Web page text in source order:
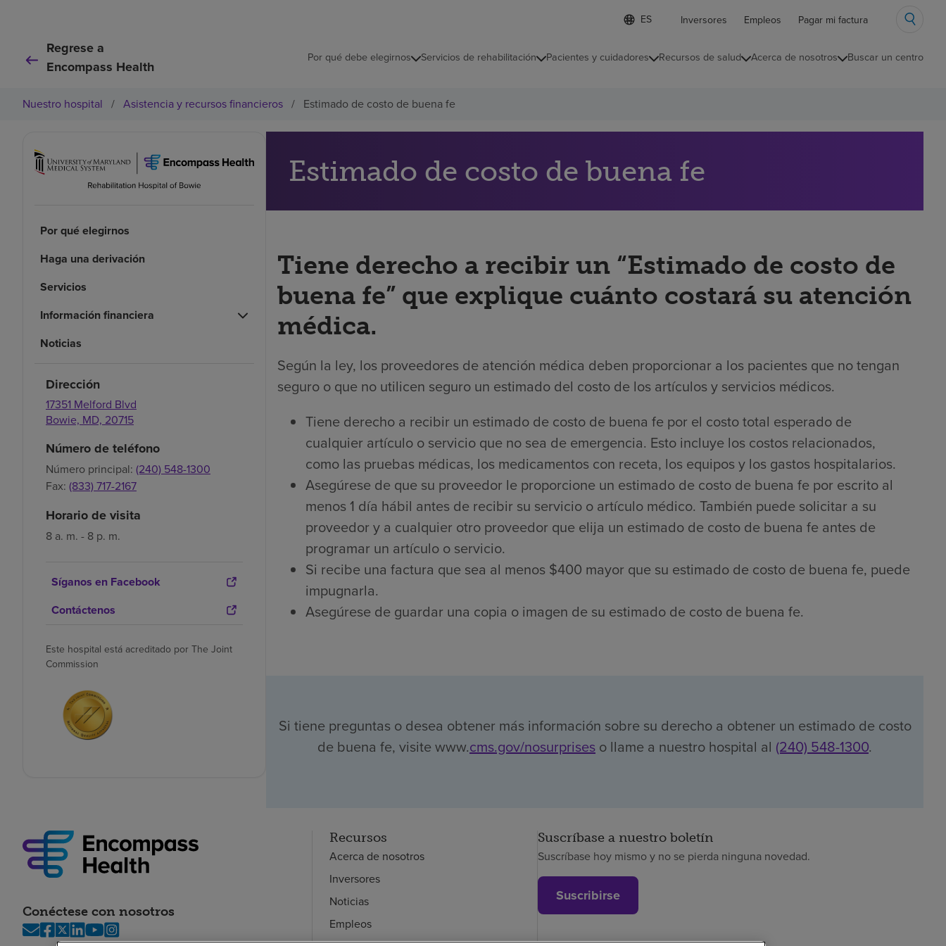
Lista
de
contraída
d
o
e
i
a
Inversores Empleos Pagar mi factura
Regrese a
Encompass Health
Por qué debe elegirnos Servicios de rehabilitación Pacientes y cuidadores Recursos de salud Acerca de nosotros Buscar un centro
Nuestro hospital / Asistencia y recursos financieros / Estimado de costo de buena fe
Por qué elegirnos
Haga una derivación
Servicios
Información financiera
Noticias
Dirección
17351 Melford Blvd
Bowie, MD, 20715
Número de teléfono
Número principal: (240) 548-1300
Fax: (833) 717-2167
Horario de visita
8 a. m. - 8 p. m.
Síganos en Facebook
Contáctenos
Este hospital está acreditado por The Joint
Commission
Estimado de costo de buena fe
Tiene derecho a recibir un “Estimado de costo de
buena fe” que explique cuánto costará su atención
médica.
Según la ley, los proveedores de atención médica deben proporcionar a los pacientes que no tengan
seguro o que no utilicen seguro un estimado del costo de los artículos y servicios médicos.
Tiene derecho a recibir un estimado de costo de buena fe por el costo total esperado de
cualquier artículo o servicio que no sea de emergencia. Esto incluye los costos relacionados,
como las pruebas médicas, los medicamentos con receta, los equipos y los gastos hospitalarios.
Asegúrese de que su proveedor le proporcione un estimado de costo de buena fe por escrito al
menos 1 día hábil antes de recibir su servicio o artículo médico. También puede solicitar a su
proveedor y a cualquier otro proveedor que elija un estimado de costo de buena fe antes de
programar un artículo o servicio.
Si recibe una factura que sea al menos $400 mayor que su estimado de costo de buena fe, puede
impugnarla.
Asegúrese de guardar una copia o imagen de su estimado de costo de buena fe.
Si tiene preguntas o desea obtener más información sobre su derecho a obtener un estimado de costo
de buena fe, visite www.cms.gov/nosurprises o llame a nuestro hospital al (240) 548-1300.
Conéctese con nosotros
Recursos
Acerca de nosotros
Inversores
Noticias
Empleos
Suscríbase a nuestro boletín
Suscríbase hoy mismo y no se pierda ninguna novedad.
Suscribirse